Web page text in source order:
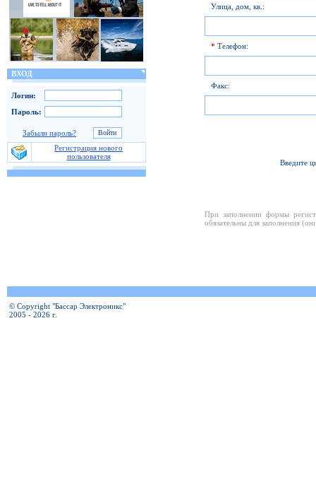
ВХОД
Логин:
Пароль:
Забыли пароль?
Регистрация нового
пользователя
Улица, дом, кв.:
* Телефон:
Факс:
Введите
При заполнении формы
обязательны для заполнения
© Copyright "Бассар Электроникс"
2005 - 2026 г.